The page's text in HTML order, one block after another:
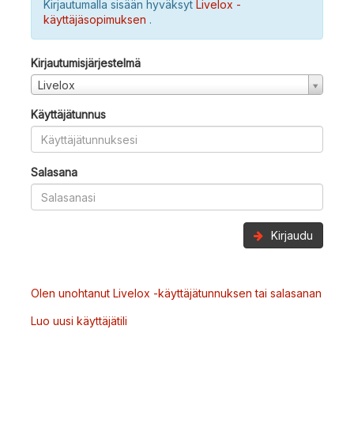
Kirjautumalla sisään hyväksyt Livelox -
käyttäjäsopimuksen .
Kirjautumisjärjestelmä
Livelox
Käyttäjätunnus
Salasana
Kirjaudu
Olen unohtanut Livelox -käyttäjätunnuksen tai salasanan
Luo uusi käyttäjätili